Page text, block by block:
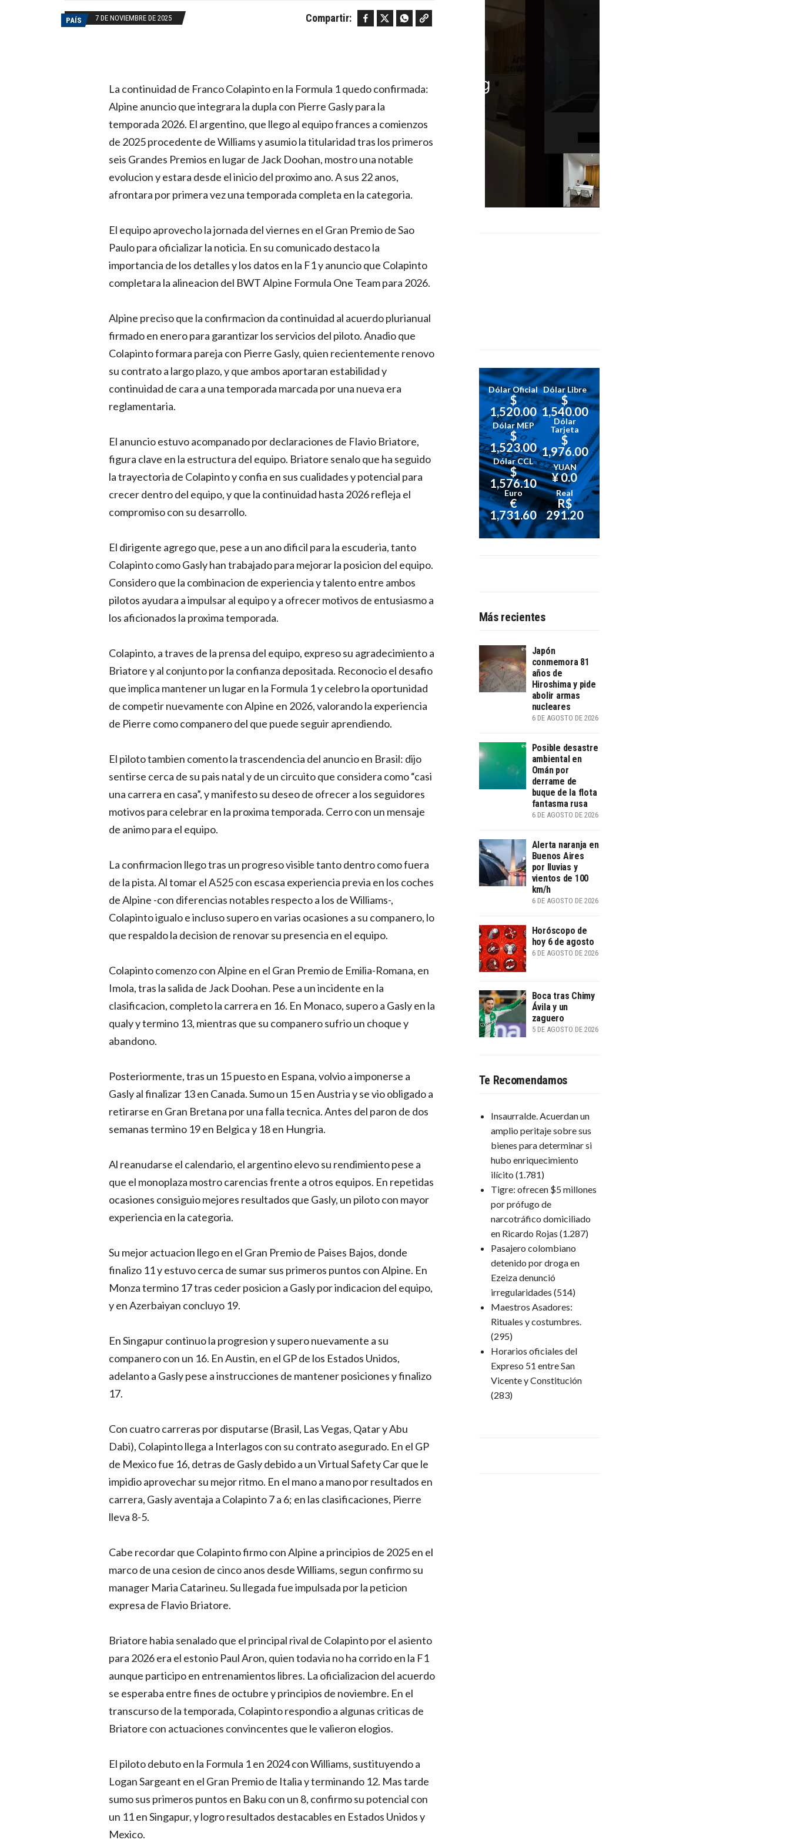
PAÍS 7 DE NOVIEMBRE DE 2025 Compartir: Facebook Twitter WhatsApp Copy link
La continuidad de Franco Colapinto en la Formula 1 quedo confirmada:
Alpine anuncio que integrara la dupla con Pierre Gasly para la
temporada 2026. El argentino, que llego al equipo frances a comienzos
de 2025 procedente de Williams y asumio la titularidad tras los primeros
seis Grandes Premios en lugar de Jack Doohan, mostro una notable
evolucion y estara desde el inicio del proximo ano. A sus 22 anos,
afrontara por primera vez una temporada completa en la categoria.
El equipo aprovecho la jornada del viernes en el Gran Premio de Sao
Paulo para oficializar la noticia. En su comunicado destaco la
importancia de los detalles y los datos en la F1 y anuncio que Colapinto
completara la alineacion del BWT Alpine Formula One Team para 2026.
Alpine preciso que la confirmacion da continuidad al acuerdo plurianual
firmado en enero para garantizar los servicios del piloto. Anadio que
Colapinto formara pareja con Pierre Gasly, quien recientemente renovo
su contrato a largo plazo, y que ambos aportaran estabilidad y
continuidad de cara a una temporada marcada por una nueva era
reglamentaria.
El anuncio estuvo acompanado por declaraciones de Flavio Briatore,
figura clave en la estructura del equipo. Briatore senalo que ha seguido
la trayectoria de Colapinto y confia en sus cualidades y potencial para
crecer dentro del equipo, y que la continuidad hasta 2026 refleja el
compromiso con su desarrollo.
El dirigente agrego que, pese a un ano dificil para la escuderia, tanto
Colapinto como Gasly han trabajado para mejorar la posicion del equipo.
Considero que la combinacion de experiencia y talento entre ambos
pilotos ayudara a impulsar al equipo y a ofrecer motivos de entusiasmo a
los aficionados la proxima temporada.
Colapinto, a traves de la prensa del equipo, expreso su agradecimiento a
Briatore y al conjunto por la confianza depositada. Reconocio el desafio
que implica mantener un lugar en la Formula 1 y celebro la oportunidad
de competir nuevamente con Alpine en 2026, valorando la experiencia
de Pierre como companero del que puede seguir aprendiendo.
El piloto tambien comento la trascendencia del anuncio en Brasil: dijo
sentirse cerca de su pais natal y de un circuito que considera como “casi
una carrera en casa”, y manifesto su deseo de ofrecer a los seguidores
motivos para celebrar en la proxima temporada. Cerro con un mensaje
de animo para el equipo.
La confirmacion llego tras un progreso visible tanto dentro como fuera
de la pista. Al tomar el A525 con escasa experiencia previa en los coches
de Alpine -con diferencias notables respecto a los de Williams-,
Colapinto igualo e incluso supero en varias ocasiones a su companero, lo
que respaldo la decision de renovar su presencia en el equipo.
Colapinto comenzo con Alpine en el Gran Premio de Emilia-Romana, en
Imola, tras la salida de Jack Doohan. Pese a un incidente en la
clasificacion, completo la carrera en 16. En Monaco, supero a Gasly en la
qualy y termino 13, mientras que su companero sufrio un choque y
abandono.
Posteriormente, tras un 15 puesto en Espana, volvio a imponerse a
Gasly al finalizar 13 en Canada. Sumo un 15 en Austria y se vio obligado a
retirarse en Gran Bretana por una falla tecnica. Antes del paron de dos
semanas termino 19 en Belgica y 18 en Hungria.
Al reanudarse el calendario, el argentino elevo su rendimiento pese a
que el monoplaza mostro carencias frente a otros equipos. En repetidas
ocasiones consiguio mejores resultados que Gasly, un piloto con mayor
experiencia en la categoria.
Su mejor actuacion llego en el Gran Premio de Paises Bajos, donde
finalizo 11 y estuvo cerca de sumar sus primeros puntos con Alpine. En
Monza termino 17 tras ceder posicion a Gasly por indicacion del equipo,
y en Azerbaiyan concluyo 19.
En Singapur continuo la progresion y supero nuevamente a su
companero con un 16. En Austin, en el GP de los Estados Unidos,
adelanto a Gasly pese a instrucciones de mantener posiciones y finalizo
17.
Con cuatro carreras por disputarse (Brasil, Las Vegas, Qatar y Abu
Dabi), Colapinto llega a Interlagos con su contrato asegurado. En el GP
de Mexico fue 16, detras de Gasly debido a un Virtual Safety Car que le
impidio aprovechar su mejor ritmo. En el mano a mano por resultados en
carrera, Gasly aventaja a Colapinto 7 a 6; en las clasificaciones, Pierre
lleva 8-5.
Cabe recordar que Colapinto firmo con Alpine a principios de 2025 en el
marco de una cesion de cinco anos desde Williams, segun confirmo su
manager Maria Catarineu. Su llegada fue impulsada por la peticion
expresa de Flavio Briatore.
Briatore habia senalado que el principal rival de Colapinto por el asiento
para 2026 era el estonio Paul Aron, quien todavia no ha corrido en la F1
aunque participo en entrenamientos libres. La oficializacion del acuerdo
se esperaba entre fines de octubre y principios de noviembre. En el
transcurso de la temporada, Colapinto respondio a algunas criticas de
Briatore con actuaciones convincentes que le valieron elogios.
El piloto debuto en la Formula 1 en 2024 con Williams, sustituyendo a
Logan Sargeant en el Gran Premio de Italia y terminando 12. Mas tarde
sumo sus primeros puntos en Baku con un 8, confirmo su potencial con
un 11 en Singapur, y logro resultados destacables en Estados Unidos y
Mexico.
Dólar Oficial
$
1,520.00
Dólar Libre
$
1,540.00
Dólar MEP
$
1,523.00
Dólar
Tarjeta
$
1,976.00
Dólar CCL
$
1,576.10
YUAN
¥ 0.0
Euro
€
1,731.60
Real
R$
291.20
Más recientes
Japón
conmemora 81
años de
Hiroshima y pide
abolir armas
nucleares
6 DE AGOSTO DE 2026
Posible desastre
ambiental en
Omán por
derrame de
buque de la flota
fantasma rusa
6 DE AGOSTO DE 2026
Alerta naranja en
Buenos Aires
por lluvias y
vientos de 100
km/h
6 DE AGOSTO DE 2026
Horóscopo de
hoy 6 de agosto
6 DE AGOSTO DE 2026
Boca tras Chimy
Ávila y un
zaguero
5 DE AGOSTO DE 2026
Te Recomendamos
Insaurralde. Acuerdan un
amplio peritaje sobre sus
bienes para determinar si
hubo enriquecimiento
ilícito (1.781)
Tigre: ofrecen $5 millones
por prófugo de
narcotráfico domiciliado
en Ricardo Rojas (1.287)
Pasajero colombiano
detenido por droga en
Ezeiza denunció
irregularidades (514)
Maestros Asadores:
Rituales y costumbres.
(295)
Horarios oficiales del
Expreso 51 entre San
Vicente y Constitución
(283)